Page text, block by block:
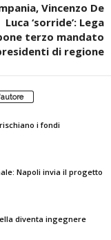
Vincenzo De
Luca ‘sorride’: Lega
terzo mandato
di regione
i fondi
Napoli invia il progetto
diventa ingegnere